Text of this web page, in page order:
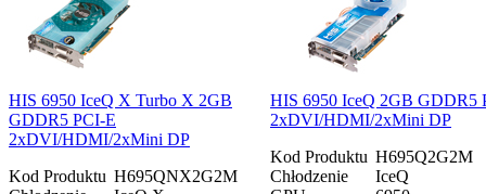
HIS 6950 IceQ X Turbo X 2GB
GDDR5 PCI-E
2xDVI/HDMI/2xMini DP
Kod Produktu H695QNX2G2M
HIS 6950 IceQ 2GB GDDR5
2xDVI/HDMI/2xMini DP
Kod Produktu H695Q2G2M
Chłodzenie
IceQ